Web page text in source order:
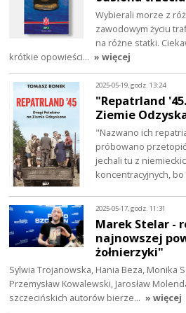
Wybierali morze z
zawodowym życiu
na różne statki.
krótkie opowieści… » więcej
2025-05-19, godz. 13:24
"Repatrland
Ziemie
"Nazwano ich
próbowano
jechali tu z
koncentracyjnych,
2025-05-17, godz. 11:31
Marek Stelar -
najnowszej
żołnierzyki"
Sylwia Trojanowska, Hania Beza, Monika
Przemysław Kowalewski, Jarosław
szczecińskich autorów bierze… » więcej